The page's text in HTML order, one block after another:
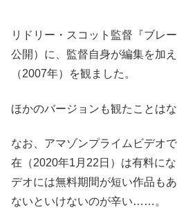
リドリー・スコット監督『ブレ
公開）に、監督自身が編集を加
（2007年）を観ました。
ほかのバージョンも観たことはな
なお、アマゾンプライムビデオ
在（2020年1月22日）は有料に
デオには無料期間が短い作品も
ないといけないのが辛い……。